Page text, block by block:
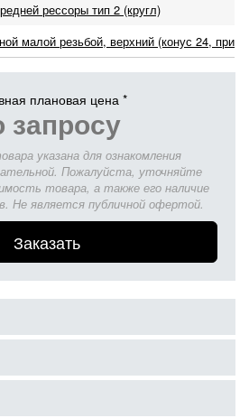
рессоры тип 2 (кругл)
малой резьбой, верхний (конус 24,
плановая цена *
запросу
указана для ознакомления
Пожалуйста, уточняйте
товара, а также его наличие
Не является публичной офертой.
Заказать